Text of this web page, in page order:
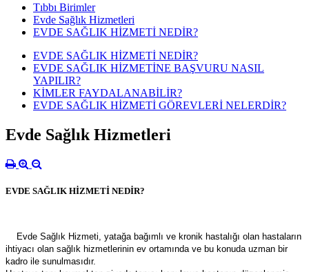
Tıbbı Birimler
Evde Sağlık Hizmetleri
EVDE SAĞLIK HİZMETİ NEDİR?
EVDE SAĞLIK HİZMETİ NEDİR?
EVDE SAĞLIK HİZMETİNE BAŞVURU NASIL
YAPILIR?
KİMLER FAYDALANABİLİR?
EVDE SAĞLIK HİZMETİ GÖREVLERİ NELERDİR?
Evde Sağlık Hizmetleri
EVDE SAĞLIK HİZMETİ NEDİR?
Evde Sağlık Hizmeti, yatağa bağımlı ve kronik hastalığı olan hastaların
ihtiyacı olan sağlık hizmetlerinin ev ortamında ve bu konuda uzman bir
kadro ile sunulmasıdır.